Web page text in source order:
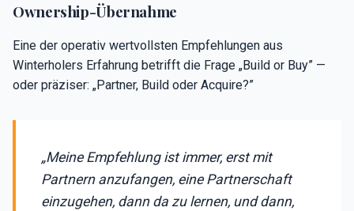
Ownership-Übernahme
Eine der operativ wertvollsten Empfehlungen aus
Winterholers Erfahrung betrifft die Frage „Build or Buy” —
oder präziser: „Partner, Build oder Acquire?”
„Meine Empfehlung ist immer, erst mit
Partnern anzufangen, eine Partnerschaft
einzugehen, dann da zu lernen, und dann,